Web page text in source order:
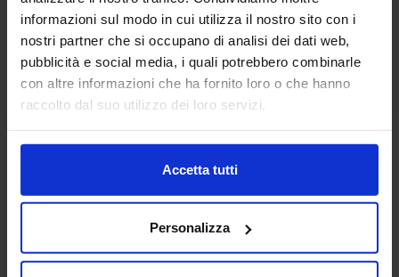
informazioni sul modo in cui utilizza il nostro sito con i
nostri partner che si occupano di analisi dei dati web,
pubblicità e social media, i quali potrebbero combinarle
con altre informazioni che ha fornito loro o che hanno
raccolto dal suo utilizzo dei loro servizi.
Accetta tutti
Personalizza